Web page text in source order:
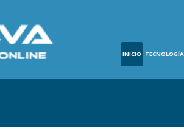
INICIO TECNOLOGÍA